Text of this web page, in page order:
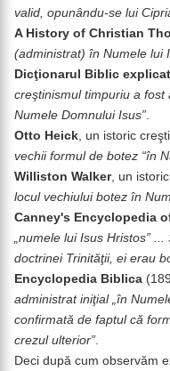
valid, opunându-se lui
A History of Christian
(administrat) în Numele lui
Dicţionarul Biblic
creştinismul timpuriu a
Numele Domnului Isus”.
Otto Heick, un istoric
vechii formul de botez “în
Williston Walker, un
locul vechiului botez în
Canney's Encyclopedia
„numele lui Isus Hristos”
doctrinei Trinităţii, ei erau
Encyclopedia Biblica
administrat iniţial „în
confirmată de faptul că
crezul ulterior”.
Deci după cum observăm